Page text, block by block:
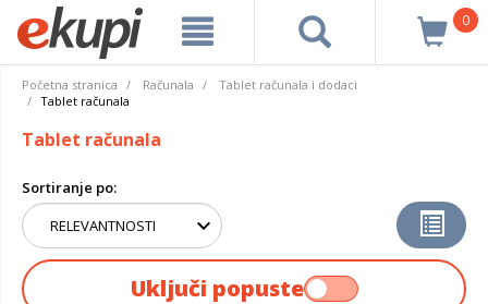
0
Početna stranica Računala
Tablet računala i dodaci
Tablet računala
Tablet računala
Sortiranje po:
Uključi popuste